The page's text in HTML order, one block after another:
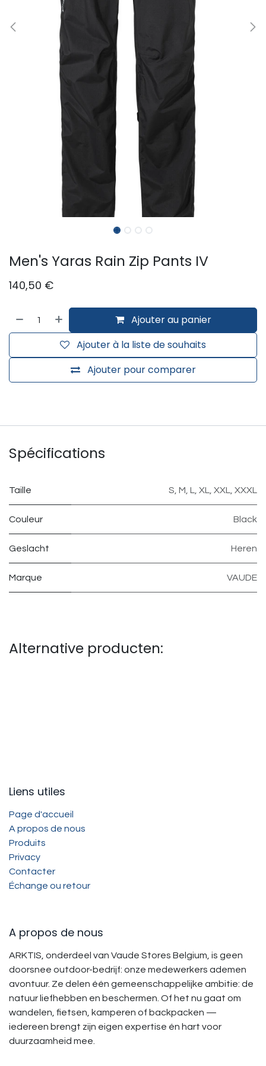
Men's Yaras Rain Zip Pants IV
140,50 €
Ajouter au panier
Ajouter pour comparer
Ajouter à la liste de souhaits
Spécifications
Taille S M L XL XXL XXXL
Couleur Black
Geslacht Heren
Marque VAUDE
Alternative producten:
Liens utiles
Page d'accueil
A propos de nous
Produits
Privacy
Contacter
Échange ou retour
A propos de nous
ARKTIS, onderdeel van Vaude Stores Belgium, is geen
doorsnee outdoor-bedrijf: onze medewerkers ademen
avontuur. Ze delen één gemeenschappelijke ambitie: de
natuur liefhebben en beschermen. Of het nu gaat om
wandelen, fietsen, kamperen of backpacken —
iedereen brengt zijn eigen expertise én hart voor
duurzaamheid mee.